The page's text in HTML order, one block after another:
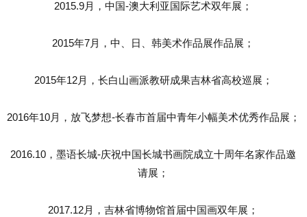
2015.9月，中国-澳大利亚国际艺术双年展；
2015年7月，中、日、韩美术作品展作品展；
2015年12月，长白山画派教研成果吉林省高校巡展；
2016年10月，放飞梦想-长春市首届中青年小幅美术优秀作品展；
2016.10，墨语长城-庆祝中国长城书画院成立十周年名家作品邀
请展；
2017.12月，吉林省博物馆首届中国画双年展；